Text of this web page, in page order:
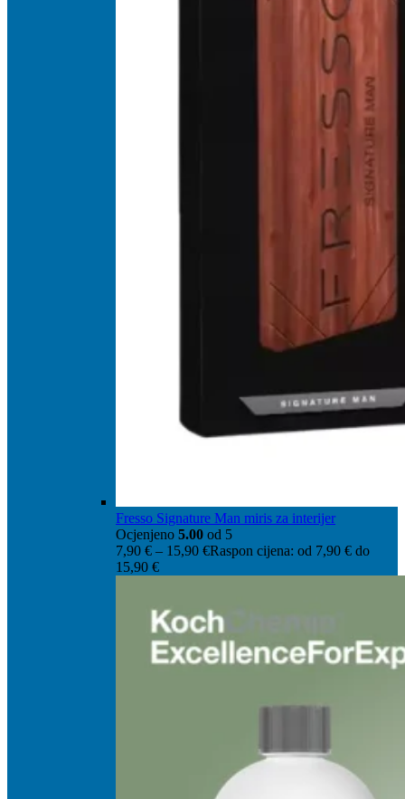
Fresso Signature Man miris za interijer
Ocjenjeno 5.00 od 5
7,90 € – 15,90 €Raspon cijena: od 7,90 € do
15,90 €